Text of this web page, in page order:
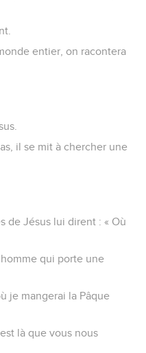
entier, on racontera
il se mit à chercher une
de Jésus lui dirent : « Où
qui porte une
je mangerai la Pâque
là que vous nous